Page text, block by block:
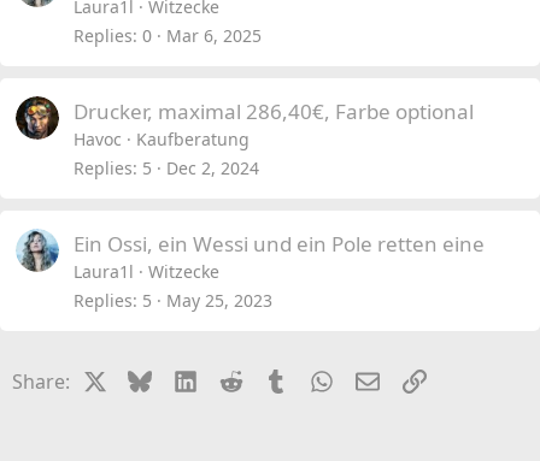
Laura1l
Witzecke
Replies 0 Mar 6, 2025
Drucker, maximal 286,40€, Farbe optional
Havoc
Kaufberatung
Replies 5 Dec 2, 2024
Ein Ossi, ein Wessi und ein Pole retten eine
Laura1l
Witzecke
Replies 5 May 25, 2023
Share: BlueskyLinkedIn
Reddit TumblrWhatsApp
EmailLink